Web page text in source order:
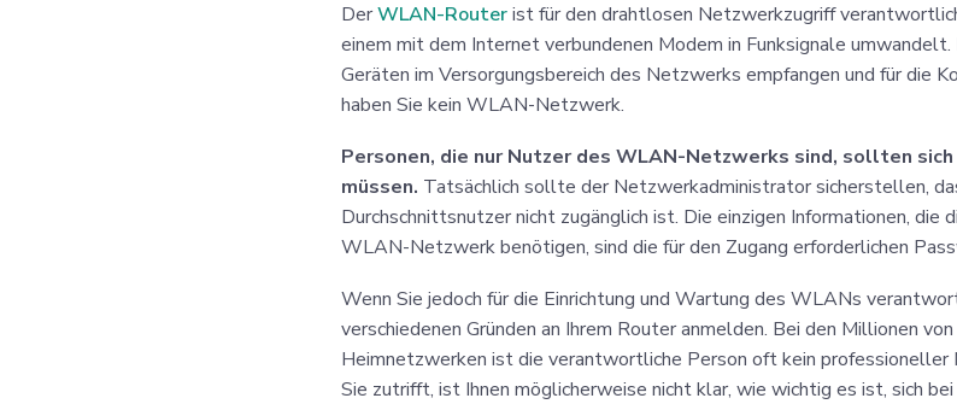
DerWLAN-Routerist für den drahtlosen Netzwerkzugriff
einem mit dem Internet verbundenen Modem in Funksignale
Geräten im Versorgungsbereich des Netzwerks empfangen und für die
haben Sie kein WLAN-Netzwerk.
Personen, die nur Nutzer des WLAN-Netzwerks sind, sollten
müssen. Tatsächlich sollte der Netzwerkadministrator sicherstellen,
Durchschnittsnutzer nicht zugänglich ist. Die einzigen Informationen, die
WLAN-Netzwerk benötigen, sind die für den Zugang erforderlichen
Wenn Sie jedoch für die Einrichtung und Wartung des WLANs
verschiedenen Gründen an Ihrem Router anmelden. Bei den Millionen
Heimnetzwerken ist die verantwortliche Person oft kein
Sie zutrifft, ist Ihnen möglicherweise nicht klar, wie wichtig es ist, sich